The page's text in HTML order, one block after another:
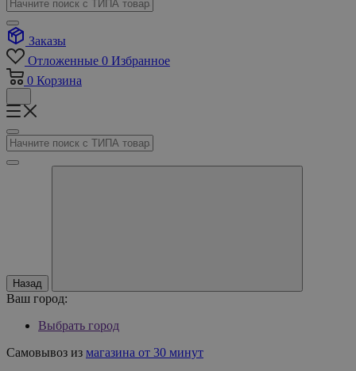
Заказы
Отложенные 0 Избранное
0 Корзина
Назад
Ваш город:
Выбрать город
Самовывоз из магазина от 30 минут